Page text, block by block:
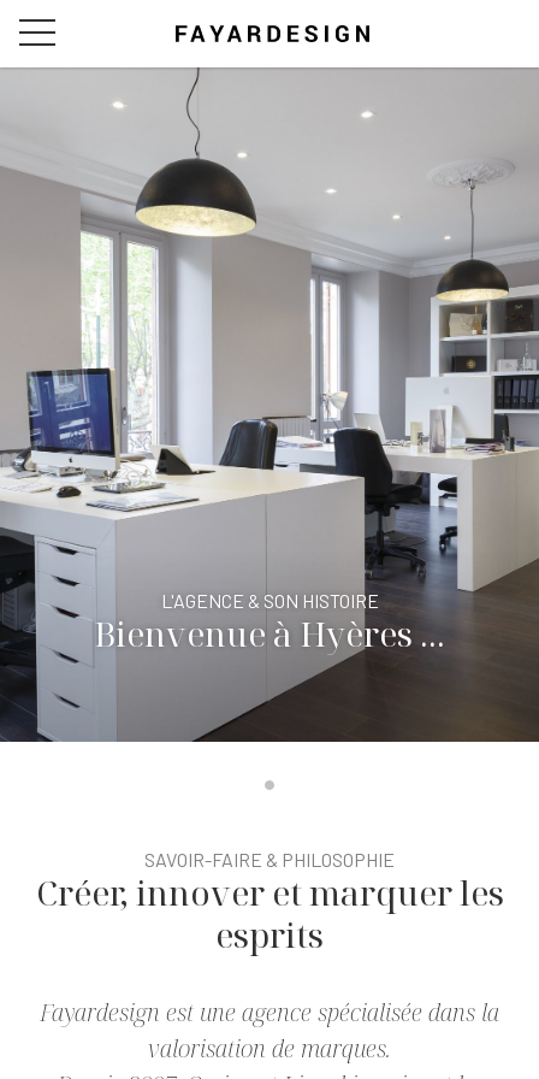
L'AGENCE & SON HISTOIRE
Bienvenue à Hyères ...
SAVOIR-FAIRE & PHILOSOPHIE
Créer, innover et marquer les
esprits
Fayardesign est une agence spécialisée dans la
valorisation de marques.